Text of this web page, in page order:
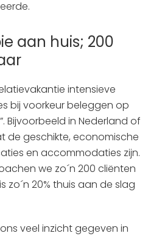
aan huis; 200
intensieve
bij voorkeur beleggen op
Bijvoorbeeld in Nederland of
de geschikte, economische
en accommodaties zijn.
we zo´n 200 cliënten
zo´n 20% thuis aan de slag
veel inzicht gegeven in